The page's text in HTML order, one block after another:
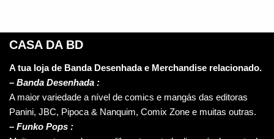
CASA DA BD
A tua loja de Banda Desenhada e Merchandise relacionado.
– Banda Desenhada :
A maior variedade a nível de comics e mangás das editoras
Panini, JBC, Pipoca & Nanquim, Comix Zone e muitas outras.
– Funko Pops :